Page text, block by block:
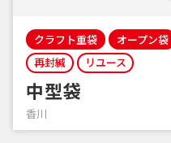
クラフト重袋 オープン袋
再封緘
リユース
中型袋
香川